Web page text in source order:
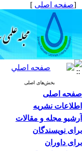
[صفحه اصلی ]
بخش‌های اصلی
صفحه اصلی
اطلاعات نشریه
آرشیو مجله و مقالات
برای نویسندگان
برای داوران